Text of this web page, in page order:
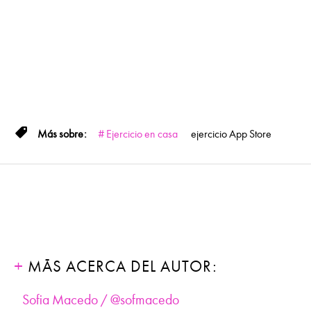
Ejercicio en casa ejercicioApp Store
MÁS ACERCA DEL AUTOR:
Sofia Macedo / @sofmacedo